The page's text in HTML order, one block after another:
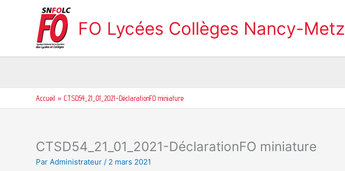
FO Lycées Collèges Nancy-Metz
Accueil CTSD54_21_01_2021-DéclarationFO miniature
CTSD54_21_01_2021-DéclarationFO miniature
Par Administrateur / 2 mars 2021